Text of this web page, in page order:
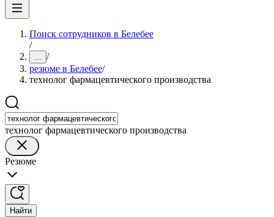
Поиск сотрудников в Белебее
/
... /
резюме в Белебее/
технолог фармацевтического производства
технолог фармацевтического производства
Резюме
Найти